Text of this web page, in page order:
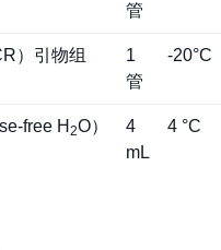
管
）引物组
1
管
-20°C
free H 2O）
4
mL
4 °C